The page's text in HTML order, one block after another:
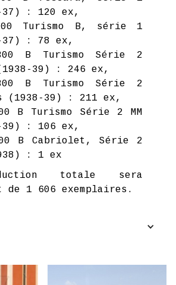
37) : 120 ex,
Turismo B, série 1
37) : 78 ex,
B Turismo Série 2
39) : 246 ex,
B Turismo Série 2
(1938-39) : 211 ex,
B Turismo Série 2 MM
39) : 106 ex,
B Cabriolet, Série 2
: 1 ex
totale sera
de 1 606 exemplaires.